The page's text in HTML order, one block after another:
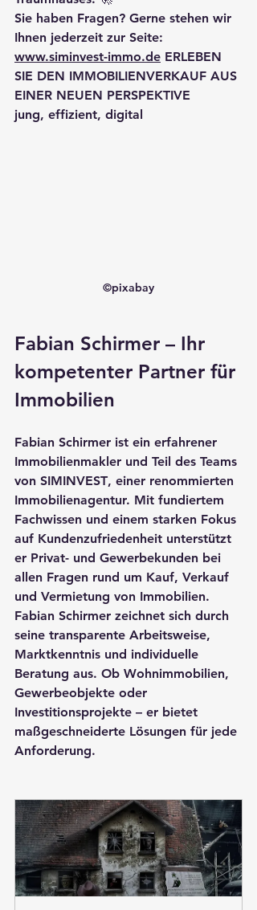
Sie haben Fragen? Gerne stehen wir
Ihnen jederzeit zur Seite:
www.siminvest-immo.de ERLEBEN
SIE DEN IMMOBILIENVERKAUF AUS
EINER NEUEN PERSPEKTIVE
jung, effizient, digital
©pixabay
Fabian Schirmer – Ihr
kompetenter Partner für
Immobilien
Fabian Schirmer ist ein erfahrener
Immobilienmakler und Teil des Teams
von SIMINVEST, einer renommierten
Immobilienagentur. Mit fundiertem
Fachwissen und einem starken Fokus
auf Kundenzufriedenheit unterstützt
er Privat- und Gewerbekunden bei
allen Fragen rund um Kauf, Verkauf
und Vermietung von Immobilien.
Fabian Schirmer zeichnet sich durch
seine transparente Arbeitsweise,
Marktkenntnis und individuelle
Beratung aus. Ob Wohnimmobilien,
Gewerbeobjekte oder
Investitionsprojekte – er bietet
maßgeschneiderte Lösungen für jede
Anforderung.